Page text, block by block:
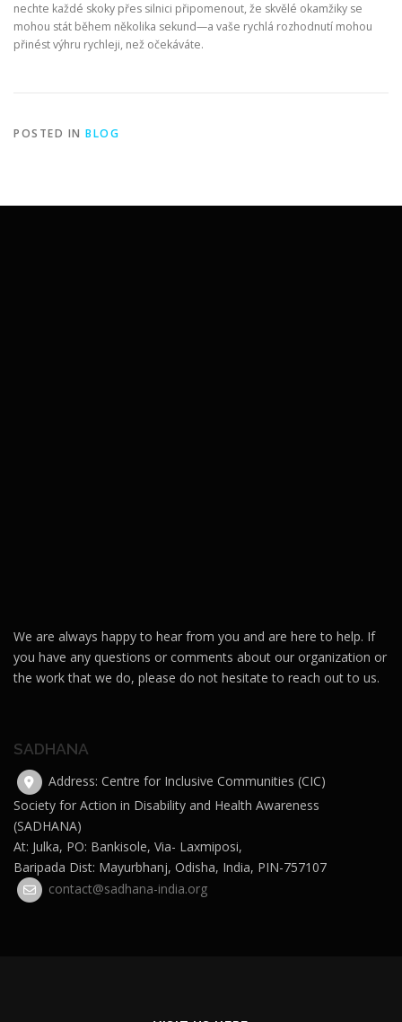
nechte každé skoky přes silnici připomenout, že skvělé okamžiky se
mohou stát během několika sekund—a vaše rychlá rozhodnutí mohou
přinést výhru rychleji, než očekáváte.
POSTED IN BLOG
We are always happy to hear from you and are here to help. If
you have any questions or comments about our organization or
the work that we do, please do not hesitate to reach out to us.
SADHANA
Address: Centre for Inclusive Communities (CIC)
Society for Action in Disability and Health Awareness
(SADHANA)
At: Julka, PO: Bankisole, Via- Laxmiposi,
Baripada Dist: Mayurbhanj, Odisha, India, PIN-757107
contact@sadhana-india.org